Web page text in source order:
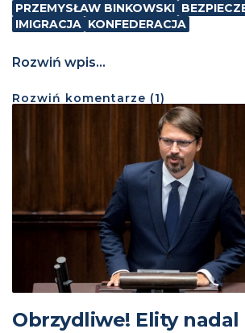
PRZEMYSŁAW BINKOWSKI
IMIGRACJA KONFEDERACJA
Rozwiń wpis...
Rozwiń komentarze (1)
Obrzydliwe! Elity